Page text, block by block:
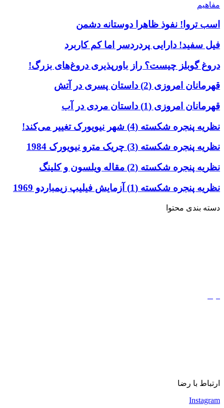
مفاهیم
اسب تروا! نفوذ ظاهرا دوستانه دشمن
فیل سفید! دارایی پردردسر اما کم کاربرد
دروغ گوبلز چیست؟ راز باورپذیری دروغ‌های بزرگ!
قهرمانان امروزی (2) داستان پسری در آتش
قهرمانان امروزی (1) داستان مردی در آب
نظریه پنجره شکسته (4) شهر نیویورک تغییر می‌کند!
نظریه پنجره شکسته (3) چریک مترو نیویورک 1984
نظریه پنجره شکسته (2) مقاله ویلسون و کلینگ
نظریه پنجره شکسته (1) آزمایش فیلیپ زیمباردو 1969
دسته بندی محتوا
ارتباط با رضا
Instagram